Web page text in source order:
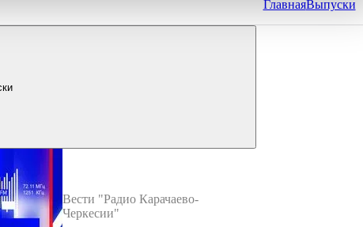
ГлавнаяВыпуски
Вести "Радио Карачаево-
Черкесии"